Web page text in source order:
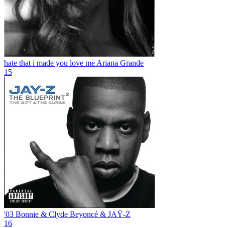
hate that i made you love me Ariana Grande
15
'03 Bonnie & Clyde Beyoncé & JAŸ-Z
16